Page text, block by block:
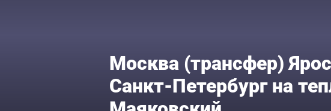
Москва (трансфер)
Санкт-Петербург на